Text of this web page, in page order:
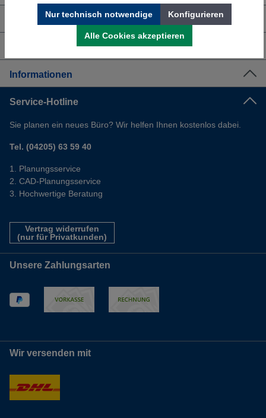
Über uns
Informationen
Service-Hotline
Sie planen ein neues Büro? Wir helfen Ihnen kostenlos dabei.
Tel. (04205) 63 59 40
Planungsservice
CAD-Planungsservice
Hochwertige Beratung
Vertrag widerrufen
(nur für Privatkunden)
Unsere Zahlungsarten
Wir versenden mit
Nur technisch notwendige Konfigurieren
Alle Cookies akzeptieren